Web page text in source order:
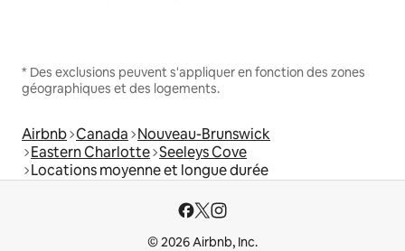
* Des exclusions peuvent s'appliquer en fonction des zones
géographiques et des logements.
Airbnb Canada Nouveau-Brunswick
Eastern Charlotte Seeleys Cove
Locations moyenne et longue durée
© 2026 Airbnb, Inc.